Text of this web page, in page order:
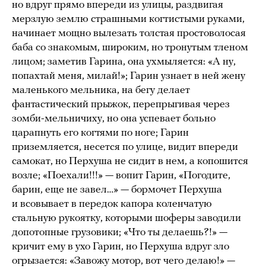
но вдруг прямо впереди из улицы, раздвигая
мерзлую землю страшными когтистыми руками,
начинает мощно вылезать толстая простоволосая
баба со знакомым, широким, но тронутым тленом
лицом; заметив Гарина, она ухмыляется: «А ну,
попахтай меня, милай!»; Гарин узнает в ней жену
маленького мельника, на бегу делает
фантастический прыжок, перепрыгивая через
зомби-мельничиху, но она успевает больно
царапнуть его когтями по ноге; Гарин
приземляется, несется по улице, видит впереди
самокат, но Перхуша не сидит в нем, а копошится
возле; «Поехали!!!» — вопит Гарин, «Погодите,
барин, еще не завел…» — бормочет Перхуша
и всовывает в передок капора коленчатую
стальную рукоятку, которыми шоферы заводили
допотопные грузовики; «Что ты делаешь?!» —
кричит ему в ухо Гарин, но Перхуша вдруг зло
огрызается: «Завожу мотор, вот чего делаю!» —